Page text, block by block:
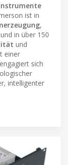
ist in
,
in über 150
und
einer
sich
intelligenter